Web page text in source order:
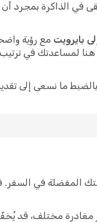
في الذاكرة بمجرد أن
بايرويت مع رؤية
هنا لمساعدتك في
ما نسعى إلى
المفضلة في
مغادرة مختلف، قد